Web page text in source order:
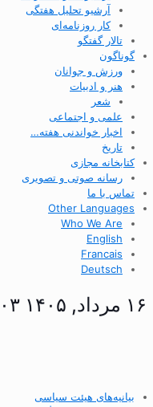
آرشیو تحلیل هفتگی
کار روزنامه‌ای
تالار گفتگو
گوناگون
ورزش و جوانان
هنر و ادبیات
شعر
علمی و اجتماعی
اخبار خواندنی هفته…
تاریخ
کتابخانه مجازی
رسانه صوتی و تصویری
تماس با ما
Other Languages
Who We Are
English
Francais
Deutsch
۱۶ مرداد, ۱۴۰۵ ۱۷:۰۳
بیانیه‌های هیئت سیاسی